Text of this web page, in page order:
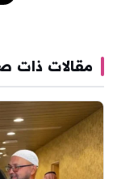
مقالات ذات